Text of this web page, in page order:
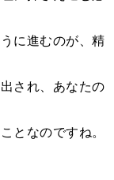
に進むのが、精
され、あなたの
となのですね。